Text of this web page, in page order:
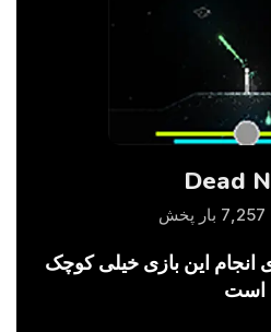
Dead
7,257 بار پخش
این بازی خیلی کوچک
است